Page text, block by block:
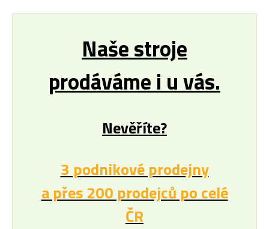
Naše stroje
prodáváme i u vás.
Nevěříte?
3 podnikové prodejny
a přes 200 prodejců po celé
ČR